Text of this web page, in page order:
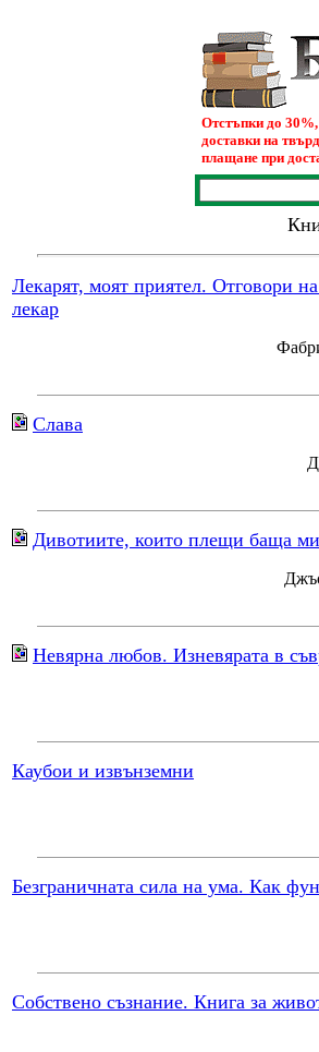
Отстъпки до 30%,
доставки на
плащане при
Лекарят, моят приятел. Отговори
лекар
Слава
Дивотиите, които плещи баща ми
Невярна любов. Изневярата в
Каубои и извънземни
Безграничната сила на ума. Как
Собствено съзнание. Книга за